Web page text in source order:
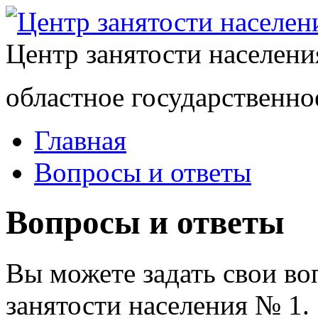
Центр занятости
областное
Главная
Вопросы и ответы
Вопросы и ответы
Вы можете задать свои
занятости населения № 1.